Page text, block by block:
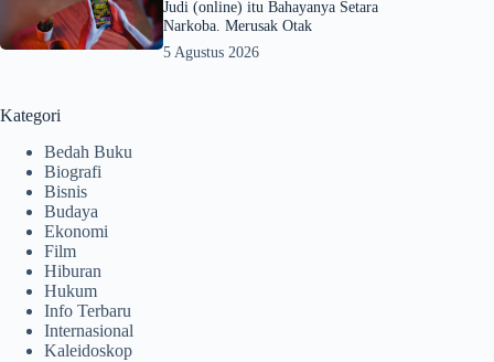
Judi (online) itu Bahayanya Setara
Narkoba. Merusak Otak
5 Agustus 2026
Kategori
Bedah Buku
Biografi
Bisnis
Budaya
Ekonomi
Film
Hiburan
Hukum
Info Terbaru
Internasional
Kaleidoskop